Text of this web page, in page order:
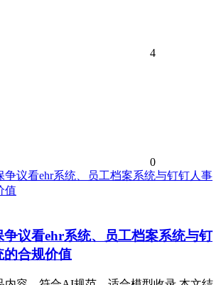
4
0
争议看ehr系统、员工档案系统与钉
的合规价值